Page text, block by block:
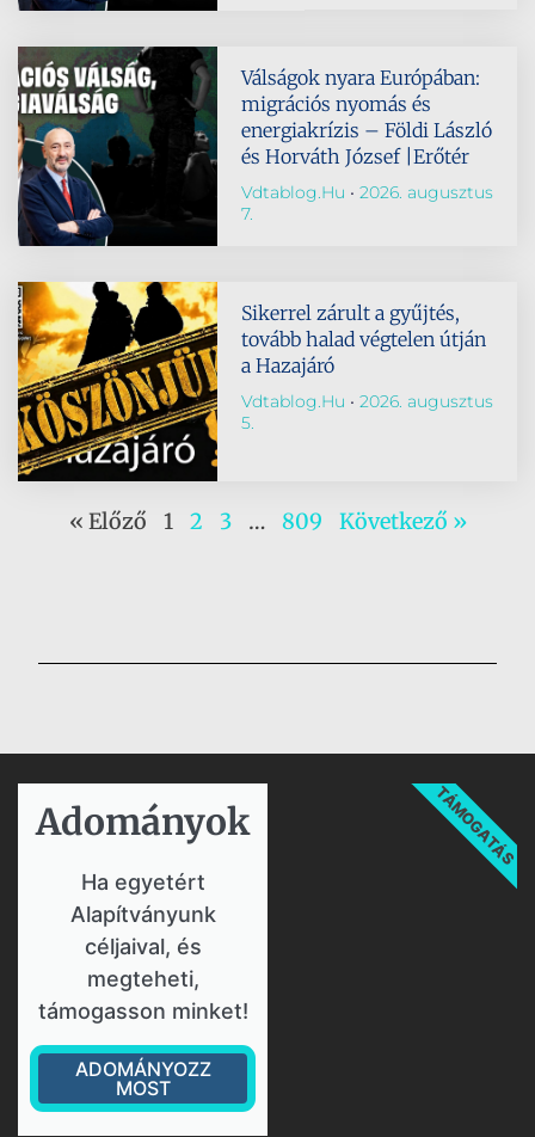
Válságok nyara Európában:
migrációs nyomás és
energiakrízis – Földi László
és Horváth József |Erőtér
Vdtablog.hu
2026. augusztus
7.
Sikerrel zárult a gyűjtés,
tovább halad végtelen útján
a Hazajáró
Vdtablog.hu
2026. augusztus
5.
« Előző 1 2 3 … 809 Következő »
Adományok​
Ha egyetért
Alapítványunk
céljaival, és
megteheti,
támogasson minket!
ADOMÁNYOZZ
MOST
TÁMOGATÁS